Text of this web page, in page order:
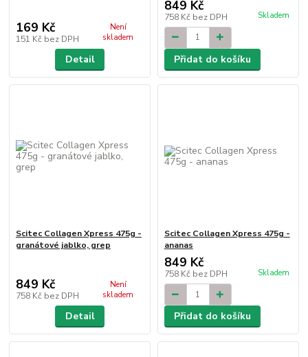
169 Kč
151 Kč bez DPH
Není
skladem
Detail
849 Kč
758 Kč bez DPH Skladem
Přidat do košíku
Scitec Collagen Xpress 475g -
granátové jablko, grep
849 Kč
758 Kč bez DPH
Není
skladem
Detail
Scitec Collagen Xpress 475g -
ananas
849 Kč
758 Kč bez DPH Skladem
Přidat do košíku